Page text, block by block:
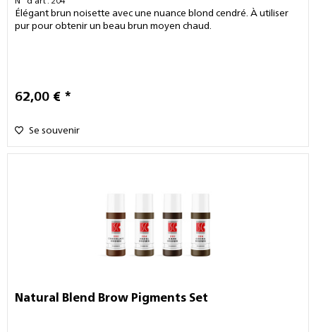
Élégant brun noisette avec une nuance blond cendré. À utiliser
pur pour obtenir un beau brun moyen chaud.
62,00 € *
Se souvenir
Natural Blend Brow Pigments Set